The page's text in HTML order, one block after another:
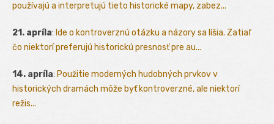
používajú a interpretujú tieto historické mapy, zabez...
21. apríla: Ide o kontroverznú otázku a názory sa líšia. Zatiaľ
čo niektorí preferujú historickú presnosť pre au...
14. apríla: Použitie moderných hudobných prvkov v
historických dramách môže byť kontroverzné, ale niektorí
režis...